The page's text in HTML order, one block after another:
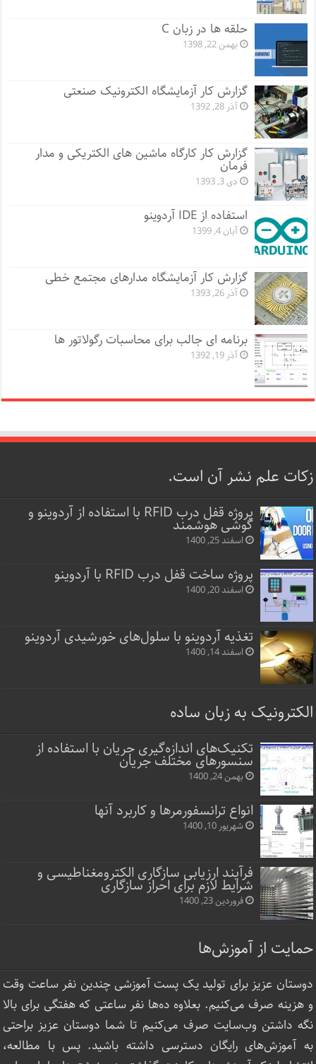
حلقه ها در زبان C
بهمن 22, 1398
گزارش کار آزمایشگاه الکترونیک صنعتی
آذر 28, 1392
گزارش کار کارگاه ماشین های الکتریکی و مدار
فرمان
دی 3, 1393
استفاده از IDE آردوینو
آبان 4, 1399
گزارش کار آزمایشگاه مدارهای مجتمع خطی
آذر 26, 1393
برنامه ای جالب برای محاسبات رگولاتور ها
آذر 19, 1392
زکات علم نشر آن است.
پروژه قفل‌ درب RFID با استفاده از آردوینو و
گوشی هوشمند
اسفند 25, 1400
پروژه ساخت قفل‌ درب RFID با آردوینو
اسفند 20, 1400
تغذیه آردوینو با سلول‌های خورشیدی آردوینو
اسفند 14, 1400
الکترونیک به زبان ساده
تکنیک‌های اندازه‌گیری جریان با استفاده از
سنسورهای مختلف جریان
بهمن 24, 1400
انواع ترانسفورمرها و کاربرد آنها
شهریور 10, 1400
فرآیند ارزیابی سازگاری الکترومغناطیسی و
شرایط لازم برای احراز سازگاری
فروردین 23, 1400
حمایت از آموزش‌ها
دوستان عزیز برای تولید یک پست آموزشی چندین نفر ساعت‌ وقت
و هزینه صرف می‌کنیم. بعلاوه ده‌ها نفر ساعتی که هفتگی برای بالا
نگه داشتن وب‌سایت صرف ‌می‌کنیم تا شما دوستان عزیز براحتی
به آموزش‌های رایگان دسترسی داشته باشید. پس با مطالعه،